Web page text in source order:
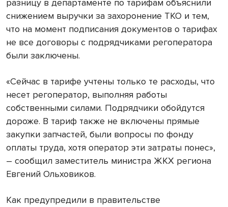
разницу в департаменте по тарифам объяснили
снижением выручки за захоронение ТКО и тем,
что на момент подписания документов о тарифах
не все договоры с подрядчиками регоператора
были заключены.
«Сейчас в тарифе учтены только те расходы, что
несет регоператор, выполняя работы
собственными силами. Подрядчики обойдутся
дороже. В тариф также не включены прямые
закупки запчастей, были вопросы по фонду
оплаты труда, хотя оператор эти затраты понес»,
– сообщил заместитель министра ЖКХ региона
Евгений Ольховиков.
Как предупредили в правительстве